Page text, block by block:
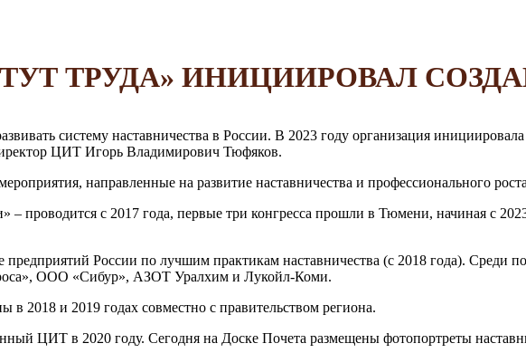
ТРУДА» ИНИЦИИРОВАЛ
систему наставничества в России. В 2023 году организация
ЦИТ Игорь Владимирович Тюфяков.
направленные на развитие наставничества и профессионального
проводится с 2017 года, первые три конгресса прошли в Тюмени, начиная с
предприятий России по лучшим практикам наставничества (с 2018 года). Среди
ООО «Сибур», АЗОТ Уралхим и Лукойл-Коми.
2018 и 2019 годах совместно с правительством региона.
ЦИТ в 2020 году. Сегодня на Доске Почета размещены фотопортреты